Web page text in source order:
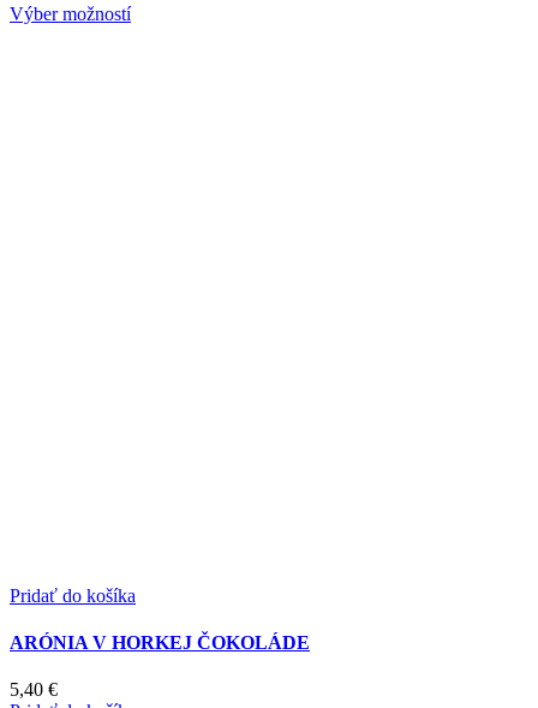
Výber možnostíTento
Pridať do košíka
ARÓNIA V HORKEJ ČOKOLÁDE
5,40 €